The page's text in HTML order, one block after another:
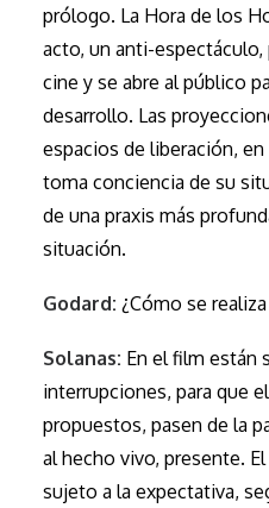
prólogo. La Hora de los
acto, un anti-
cine y se abre al público
desarrollo. Las
espacios de liberación,
toma conciencia de su
de una praxis más
situación.
Godard: ¿Cómo se
Solanas: En el film están
interrupciones, para que
propuestos, pasen de la
al hecho vivo, presente.
sujeto a la expectativa,